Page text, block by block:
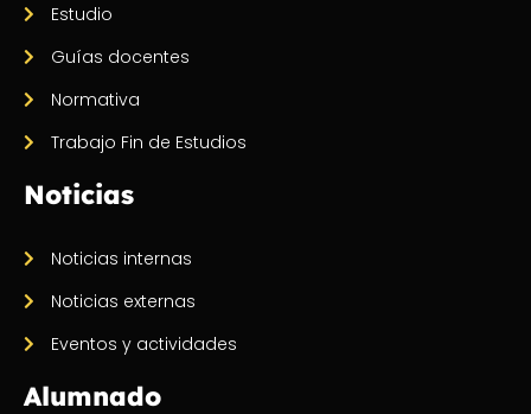
Estudio
Guías docentes
Normativa
Trabajo Fin de Estudios
Noticias
Noticias internas
Noticias externas
Eventos y actividades
Alumnado